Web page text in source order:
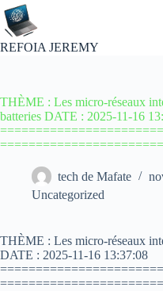
Passer
au
contenu
REFOIA JEREMY
THÈME : Les micro-réseaux
batteries DATE : 2025-11-16
tech de Mafate
Uncategorized
THÈME : Les micro-réseaux
DATE : 2025-11-16 13:37:08